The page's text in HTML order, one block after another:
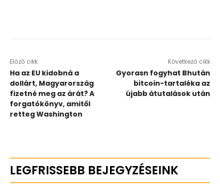
Előző cikk
Ha az EU kidobná a
dollárt, Magyarország
fizetné meg az árát? A
forgatókönyv, amitől
retteg Washington
Következő cikk
Gyorasn fogyhat Bhután
bitcoin-tartaléka az
újabb átutalások után
LEGFRISSEBB BEJEGYZÉSEINK